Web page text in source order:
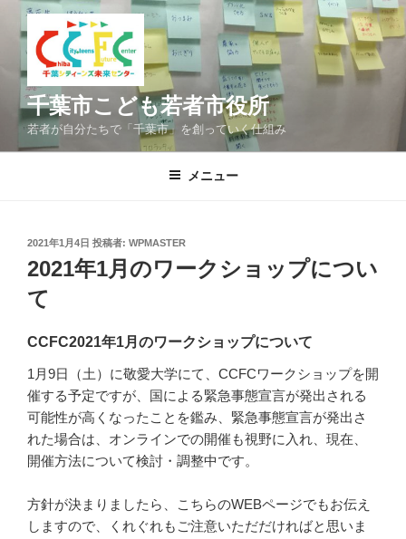
千葉市こども若者市役所
若者が自分たちで「千葉市」を創っていく仕組み
メニュー
投
稿
日:
2021年1月4日 投稿者: WPMASTER
2021年1月のワークショップについ
て
CCFC2021年1月のワークショップについて
1月9日（土）に敬愛大学にて、CCFCワークショップを開
催する予定ですが、国による緊急事態宣言が発出される
可能性が高くなったことを鑑み、緊急事態宣言が発出さ
れた場合は、オンラインでの開催も視野に入れ、現在、
開催方法について検討・調整中です。
方針が決まりましたら、こちらのWEBページでもお伝え
しますので、くれぐれもご注意いただだければと思いま